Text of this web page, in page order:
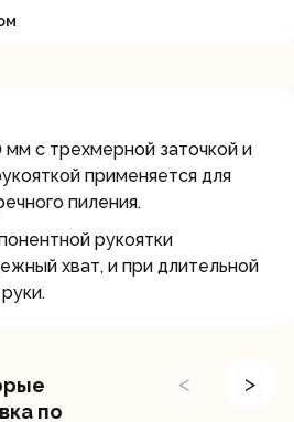
с трехмерной заточкой и
применяется для
пиления.
рукоятки
хват, и при длительной
по
< >